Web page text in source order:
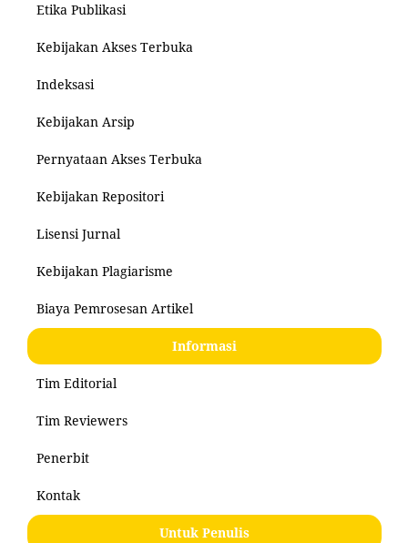
Etika Publikasi
Kebijakan Akses Terbuka
Indeksasi
Kebijakan Arsip
Pernyataan Akses Terbuka
Kebijakan Repositori
Lisensi Jurnal
Kebijakan Plagiarisme
Biaya Pemrosesan Artikel
Informasi
Tim Editorial
Tim Reviewers
Penerbit
Kontak
Untuk Penulis